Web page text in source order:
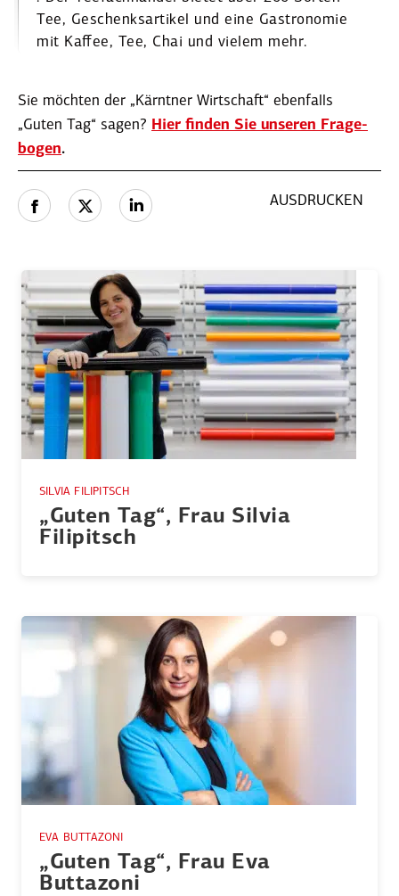
Tee, Geschenks­ar­tikel und eine Gastro­nomie
mit Kaffee, Tee, Chai und vielem mehr.
Sie möchten der „Kärntner Wirtschaft“ ebenfalls
„Guten Tag“ sagen? Hier finden Sie unseren Frage­
bogen.
AUSDRUCKEN
SILVIA FILIPITSCH
„Guten Tag“, Frau Silvia
Filipitsch
EVA BUTTAZONI
„Guten Tag“, Frau Eva
Buttazoni